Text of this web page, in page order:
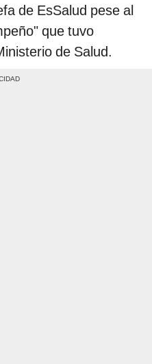
de EsSalud pese al
que tuvo
de Salud.